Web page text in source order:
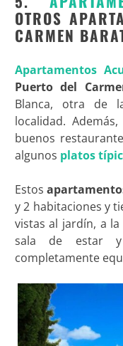
OTROS
CARMEN
Apartamentos
Puerto del
Blanca, otra de
localidad.
buenos
algunos platos
Estos
y 2 habitaciones y
vistas al jardín, a
sala de estar y
completamente